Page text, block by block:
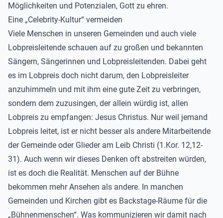
Möglichkeiten und Potenzialen, Gott zu ehren.
Eine „Celebrity-Kultur“ vermeiden
Viele Menschen in unseren Gemeinden und auch viele
Lobpreisleitende schauen auf zu großen und bekannten
Sängern, Sängerinnen und Lobpreisleitenden. Dabei geht
es im Lobpreis doch nicht darum, den Lobpreisleiter
anzuhimmeln und mit ihm eine gute Zeit zu verbringen,
sondern dem zuzusingen, der allein würdig ist, allen
Lobpreis zu empfangen: Jesus Christus. Nur weil jemand
Lobpreis leitet, ist er nicht besser als andere Mitarbeitende
der Gemeinde oder Glieder am Leib Christi (1.Kor. 12,12-
31). Auch wenn wir dieses Denken oft abstreiten würden,
ist es doch die Realität. Menschen auf der Bühne
bekommen mehr Ansehen als andere. In manchen
Gemeinden und Kirchen gibt es Backstage-Räume für die
„Bühnenmenschen“. Was kommunizieren wir damit nach